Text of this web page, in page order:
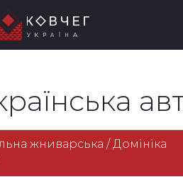
жниварська / Домініка